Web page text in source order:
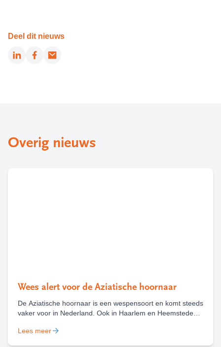
Deel dit nieuws
LinkedInFacebook
Email
Overig nieuws
Wees alert voor de Aziatische hoornaar
De Aziatische hoornaar is een wespensoort en komt steeds
vaker voor in Nederland. Ook in Haarlem en Heemstede
gevonden en weggehaald. Het is belangrijk om een nest
Lees meer